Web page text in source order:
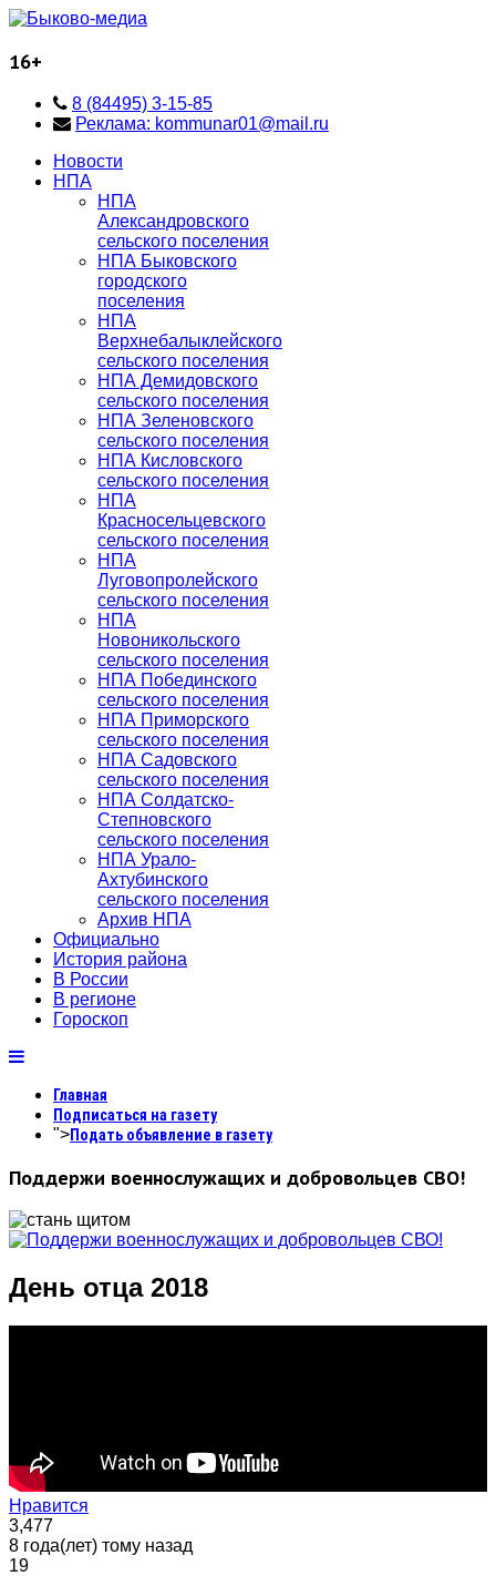
16+
8 (84495) 3-15-85
Реклама: kommunar01@mail.ru
Новости
НПА
НПА
Александровского
сельского поселения
НПА Быковского
городского
поселения
НПА
Верхнебалыклейского
сельского поселения
НПА Демидовского
сельского поселения
НПА Зеленовского
сельского поселения
НПА Кисловского
сельского поселения
НПА
Красносельцевского
сельского поселения
НПА
Луговопролейского
сельского поселения
НПА
Новоникольского
сельского поселения
НПА Побединского
сельского поселения
НПА Приморского
сельского поселения
НПА Садовского
сельского поселения
НПА Солдатско-
Степновского
сельского поселения
НПА Урало-
Ахтубинского
сельского поселения
Архив НПА
Официально
История района
В России
В регионе
Гороскоп
Главная
Подписаться на газету
">Подать объявление в газету
Поддержи военнослужащих и добровольцев СВО!
День отца 2018
Нравится
3,477
8 года(лет) тому назад
19